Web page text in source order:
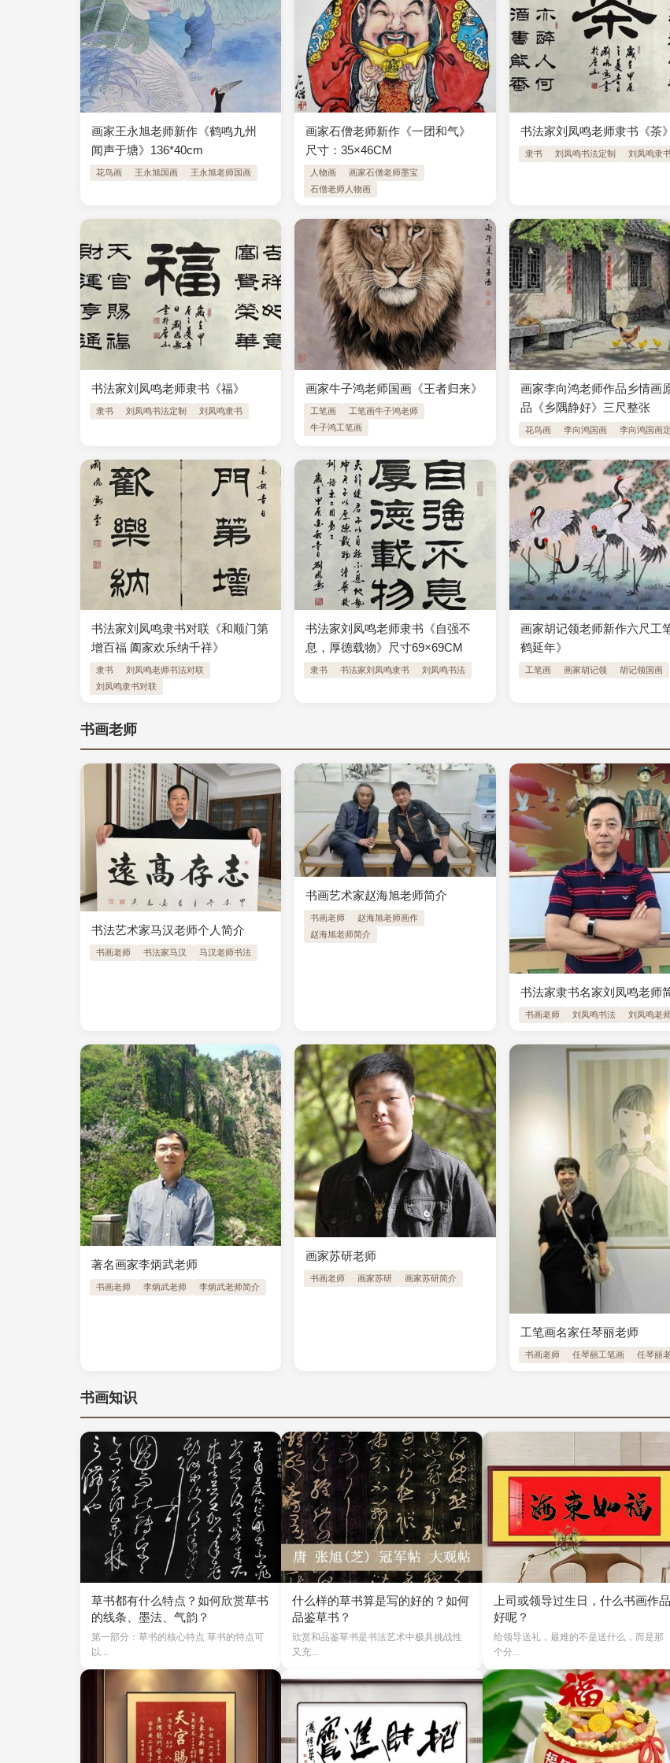
画家王永旭老师新作《鹤鸣九州
闻声于塘》136*40cm
花鸟画 王永旭国画 王永旭老师国画
画家石僧老师新作《一团和气》 ​
尺寸：35×46CM
人物画
画家石僧老师墨宝
石僧老师人物画
书法家刘凤鸣老师隶书《茶》
隶书 刘凤鸣书法定制 刘凤鸣隶
书法家刘凤鸣老师隶书《福》
隶书 刘凤鸣书法定制 刘凤鸣隶书
画家牛子鸿老师国画《王者归来》
工笔画
工笔画牛子鸿老师
牛子鸿工笔画
画家李向鸿老师作品乡情画
品《乡隅静好》三尺整张
花鸟画 李向鸿国画 李向鸿国画
书法家刘凤鸣隶书对联《和顺门第
增百福 阖家欢乐纳千祥》
隶书
刘凤鸣老师书法对联
刘凤鸣隶书对联
书法家刘凤鸣老师隶书《自强不
息，厚德载物》尺寸69×69CM
隶书 书法家刘凤鸣隶书 刘凤鸣书法
画家胡记领老师新作六尺工
鹤延年》
工笔画 画家胡记领 胡记领国画
书画老师
书法艺术家马汉老师个人简介
书画老师 书法家马汉 马汉老师书法
书画艺术家赵海旭老师简介
书画老师
赵海旭老师画作
赵海旭老师简介
书法家隶书名家刘凤鸣老师
书画老师 刘凤鸣书法 刘凤鸣老
著名画家李炳武老师
书画老师 李炳武老师 李炳武老师简介
画家苏研老师
书画老师 画家苏研 画家苏研简介
工笔画名家任琴丽老师
书画老师 任琴丽工笔画 任琴丽
书画知识
草书都有什么特点？如何欣赏草书
的线条、墨法、气韵？
第一部分：草书的核心特点 草书的特点可
以...
什么样的草书算是写的好的？如何
品鉴草书？
欣赏和品鉴草书是书法艺术中极具挑战性
又充...
上司或领导过生日，什么书画作品
好呢？
给领导送礼，最难的不是送什么，而是那
个分...